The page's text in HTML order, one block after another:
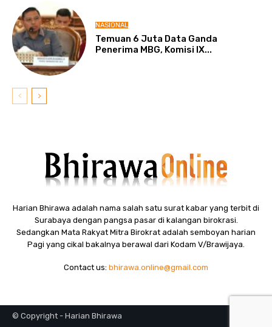
NASIONAL
Temuan 6 Juta Data Ganda
Penerima MBG, Komisi IX...
Harian Bhirawa adalah nama salah satu surat kabar yang terbit di
Surabaya dengan pangsa pasar di kalangan birokrasi.
Sedangkan Mata Rakyat Mitra Birokrat adalah semboyan harian
Pagi yang cikal bakalnya berawal dari Kodam V/Brawijaya.
Contact us: bhirawa.online@gmail.com
© Copyright - Harian Bhirawa